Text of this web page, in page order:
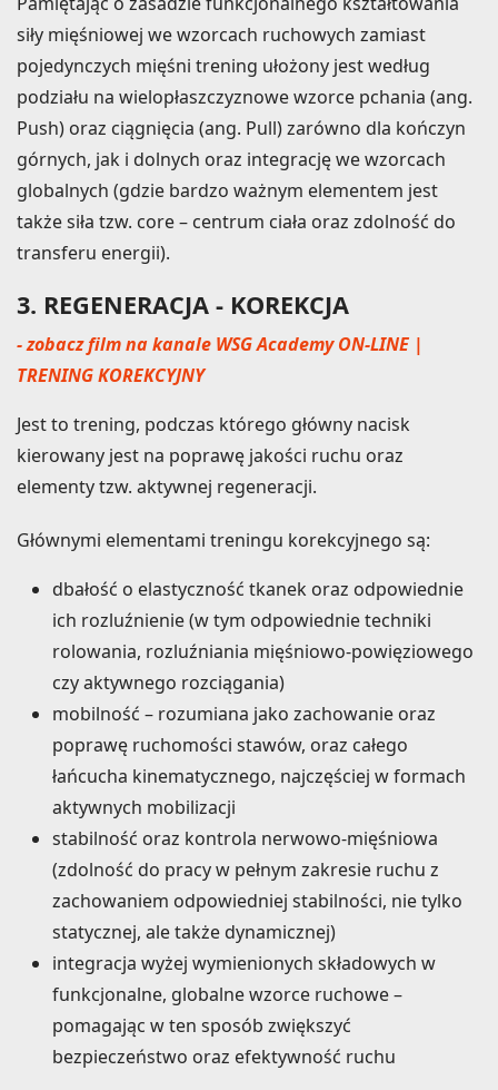
siły mięśniowej we wzorcach ruchowych zamiast
pojedynczych mięśni trening ułożony jest według
podziału na wielopłaszczyznowe wzorce pchania (ang.
Push) oraz ciągnięcia (ang. Pull) zarówno dla kończyn
górnych, jak i dolnych oraz integrację we wzorcach
globalnych (gdzie bardzo ważnym elementem jest
także siła tzw. core – centrum ciała oraz zdolność do
transferu energii).
3. REGENERACJA - KOREKCJA
- zobacz film na kanale WSG Academy ON-LINE |
TRENING KOREKCYJNY
Jest to trening, podczas którego główny nacisk
kierowany jest na poprawę jakości ruchu oraz
elementy tzw. aktywnej regeneracji.
Głównymi elementami treningu korekcyjnego są:
dbałość o elastyczność tkanek oraz odpowiednie
ich rozluźnienie (w tym odpowiednie techniki
rolowania, rozluźniania mięśniowo-powięziowego
czy aktywnego rozciągania)
mobilność – rozumiana jako zachowanie oraz
poprawę ruchomości stawów, oraz całego
łańcucha kinematycznego, najczęściej w formach
aktywnych mobilizacji
stabilność oraz kontrola nerwowo-mięśniowa
(zdolność do pracy w pełnym zakresie ruchu z
zachowaniem odpowiedniej stabilności, nie tylko
statycznej, ale także dynamicznej)
integracja wyżej wymienionych składowych w
funkcjonalne, globalne wzorce ruchowe –
pomagając w ten sposób zwiększyć
bezpieczeństwo oraz efektywność ruchu